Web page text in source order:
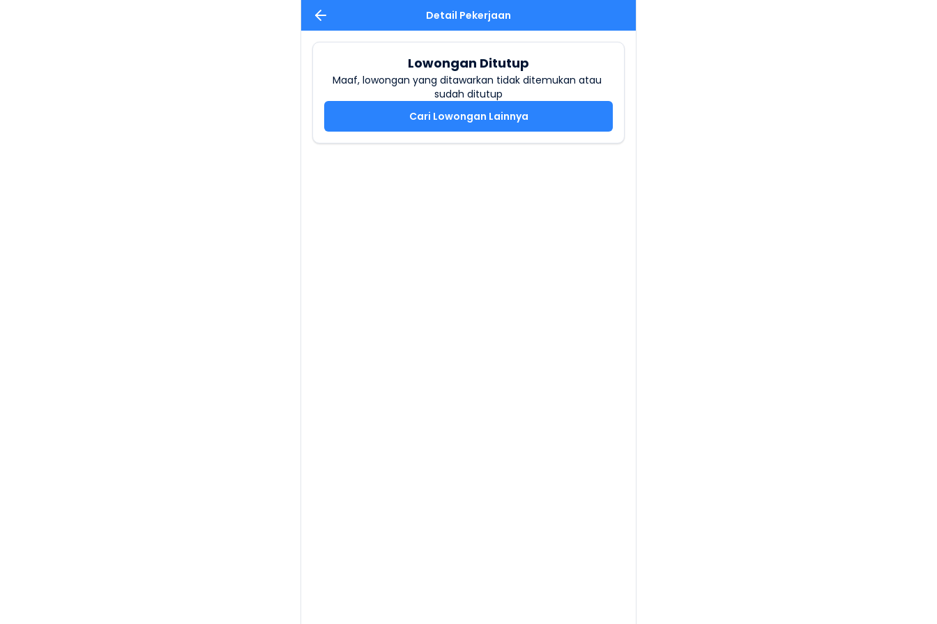
Detail Pekerjaan
Lowongan Ditutup
Maaf, lowongan yang ditawarkan tidak ditemukan atau
sudah ditutup
Cari Lowongan Lainnya